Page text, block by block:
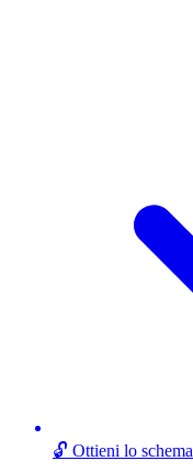
🔓 Ottieni lo schema